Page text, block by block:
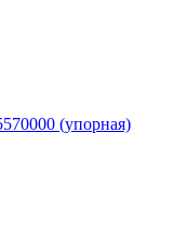
(упорная)